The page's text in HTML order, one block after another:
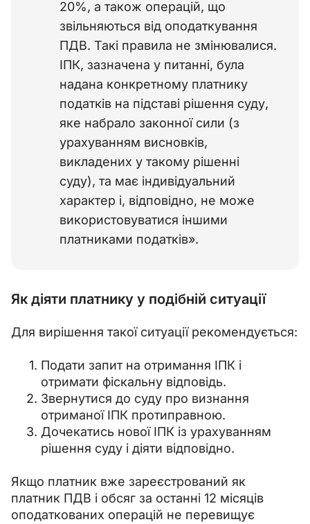
20%, а також операцій, що
звільняються від оподаткування
ПДВ. Такі правила не змінювалися.
ІПК, зазначена у питанні, була
надана конкретному платнику
податків на підставі рішення суду,
яке набрало законної сили (з
урахуванням висновків,
викладених у такому рішенні
суду), та має індивідуальний
характер і, відповідно, не може
використовуватися іншими
платниками податків».
Як діяти платнику у подібній ситуації
Для вирішення такої ситуації рекомендується:
Подати запит на отримання ІПК і
отримати фіскальну відповідь.
Звернутися до суду про визнання
отриманої ІПК протиправною.
Дочекатись нової ІПК із урахуванням
рішення суду і діяти відповідно.
Якщо платник вже зареєстрований як
платник ПДВ і обсяг за останні 12 місяців
оподаткованих операцій не перевищує